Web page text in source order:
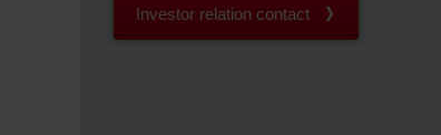
Investor relation contact